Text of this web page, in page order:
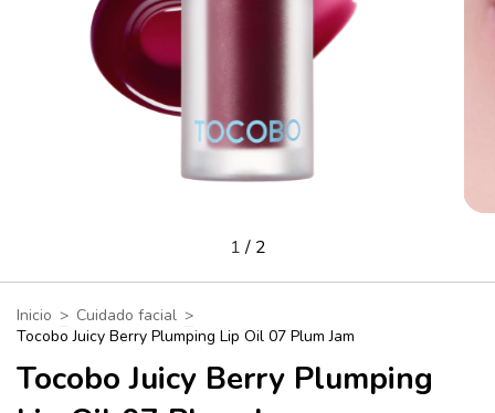
1/ 2
Inicio > Cuidado facial >
Tocobo Juicy Berry Plumping Lip Oil 07 Plum Jam
Tocobo Juicy Berry Plumping